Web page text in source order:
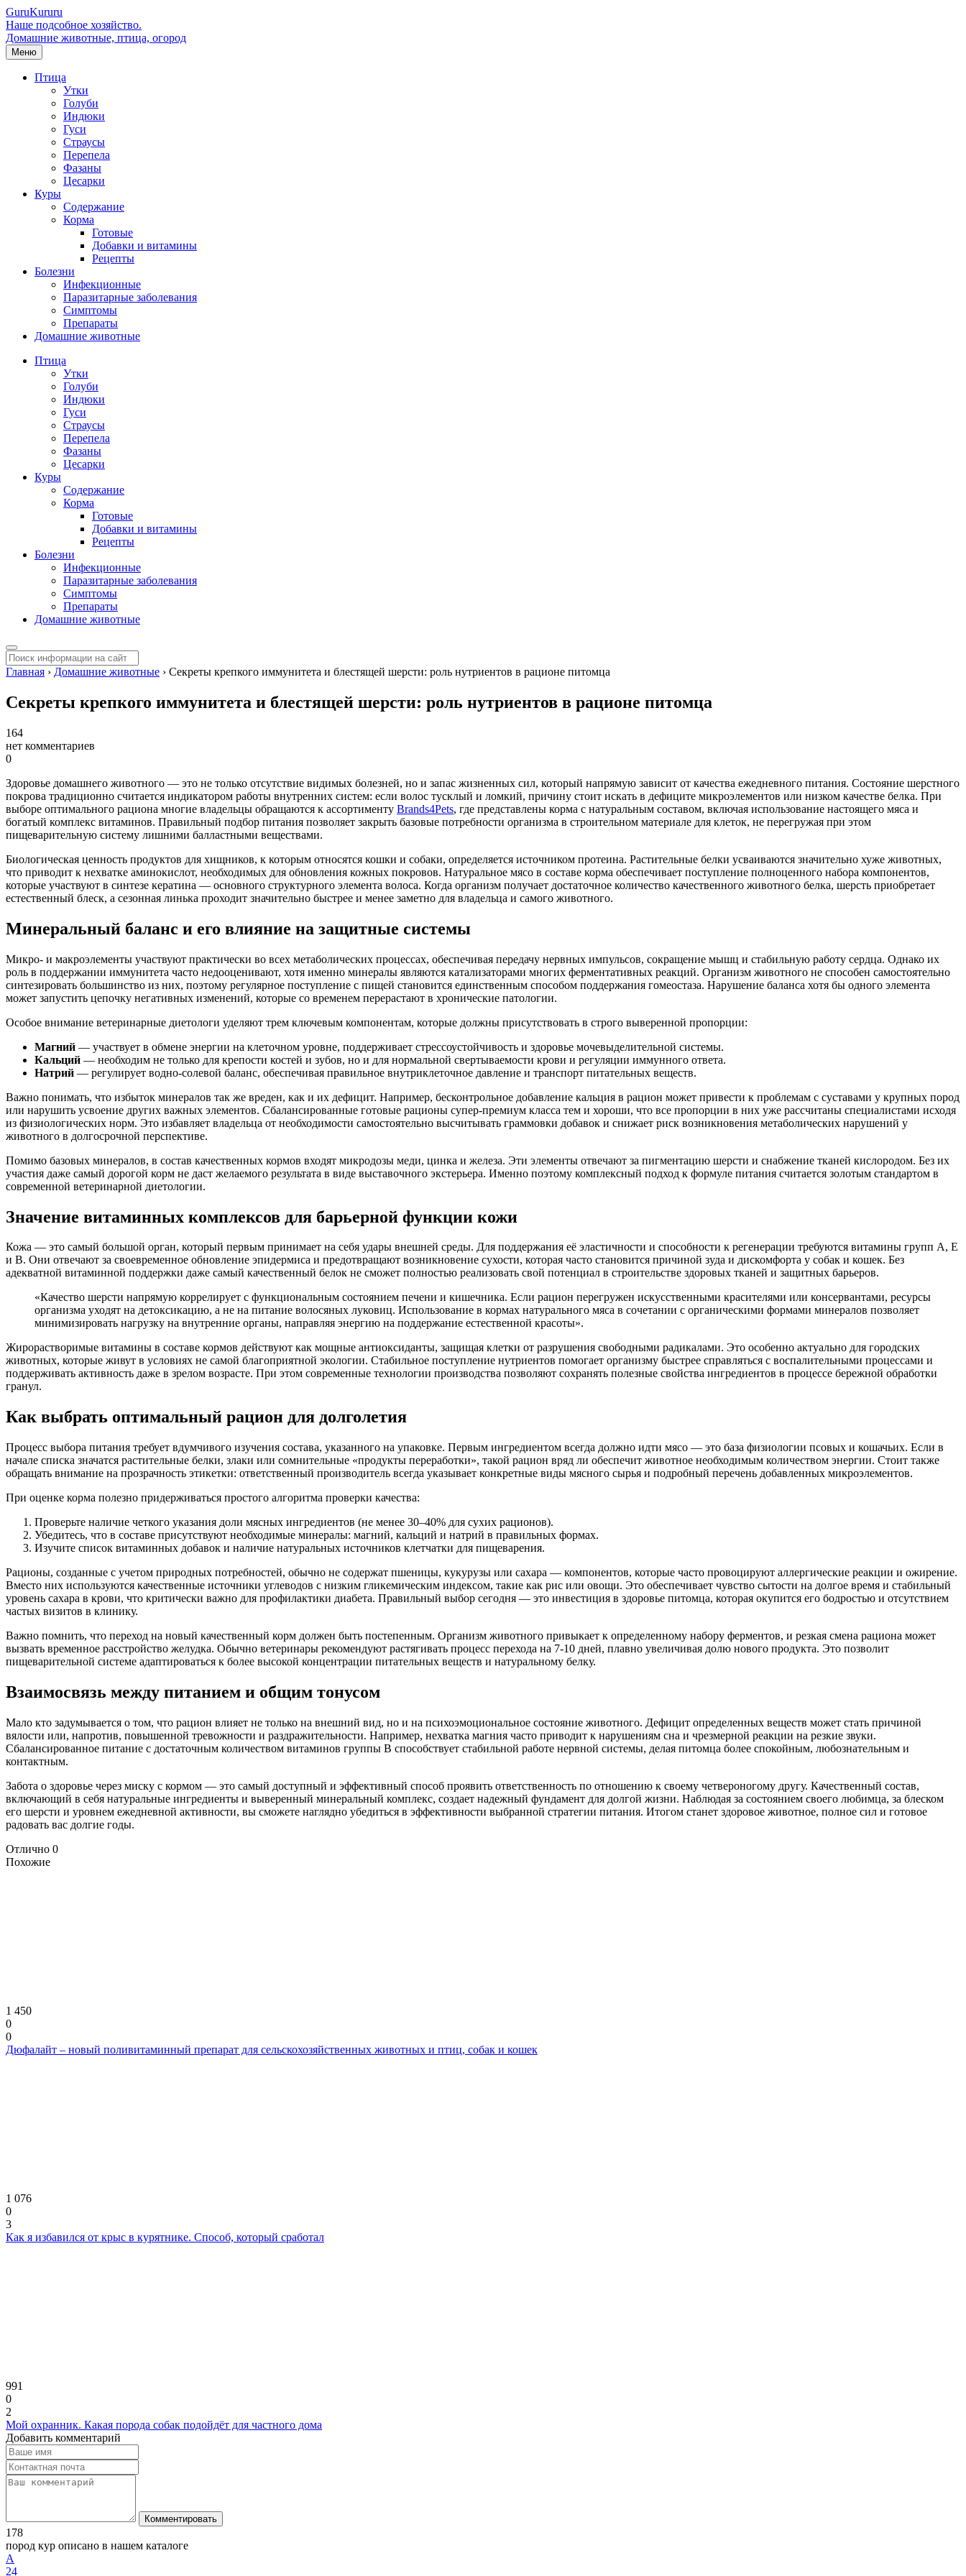
GuruKururu
Наше подсобное хозяйство.
Домашние животные, птица, огород
Меню
Птица
Утки
Голуби
Индюки
Гуси
Страусы
Перепела
Фазаны
Цесарки
Куры
Содержание
Корма
Готовые
Добавки и витамины
Рецепты
Болезни
Инфекционные
Паразитарные заболевания
Симптомы
Препараты
Домашние животные
Птица
Утки
Голуби
Индюки
Гуси
Страусы
Перепела
Фазаны
Цесарки
Куры
Содержание
Корма
Готовые
Добавки и витамины
Рецепты
Болезни
Инфекционные
Паразитарные заболевания
Симптомы
Препараты
Домашние животные
Главная › Домашние животные › Секреты крепкого иммунитета и блестящей шерсти: роль нутриентов в рационе питомца
Секреты крепкого иммунитета и блестящей шерсти: роль нутриентов в рационе питомца
164
нет комментариев
0
Здоровье домашнего животного — это не только отсутствие видимых болезней, но и запас жизненных сил, который напрямую зависит от качества ежедневного питания. Состояние шерстного
покрова традиционно считается индикатором работы внутренних систем: если волос тусклый и ломкий, причину стоит искать в дефиците микроэлементов или низком качестве белка. При
выборе оптимального рациона многие владельцы обращаются к ассортименту Brands4Pets, где представлены корма с натуральным составом, включая использование настоящего мяса и
богатый комплекс витаминов. Правильный подбор питания позволяет закрыть базовые потребности организма в строительном материале для клеток, не перегружая при этом
пищеварительную систему лишними балластными веществами.
Биологическая ценность продуктов для хищников, к которым относятся кошки и собаки, определяется источником протеина. Растительные белки усваиваются значительно хуже животных,
что приводит к нехватке аминокислот, необходимых для обновления кожных покровов. Натуральное мясо в составе корма обеспечивает поступление полноценного набора компонентов,
которые участвуют в синтезе кератина — основного структурного элемента волоса. Когда организм получает достаточное количество качественного животного белка, шерсть приобретает
естественный блеск, а сезонная линька проходит значительно быстрее и менее заметно для владельца и самого животного.
Минеральный баланс и его влияние на защитные системы
Микро- и макроэлементы участвуют практически во всех метаболических процессах, обеспечивая передачу нервных импульсов, сокращение мышц и стабильную работу сердца. Однако их
роль в поддержании иммунитета часто недооценивают, хотя именно минералы являются катализаторами многих ферментативных реакций. Организм животного не способен самостоятельно
синтезировать большинство из них, поэтому регулярное поступление с пищей становится единственным способом поддержания гомеостаза. Нарушение баланса хотя бы одного элемента
может запустить цепочку негативных изменений, которые со временем перерастают в хронические патологии.
Особое внимание ветеринарные диетологи уделяют трем ключевым компонентам, которые должны присутствовать в строго выверенной пропорции:
Магний — участвует в обмене энергии на клеточном уровне, поддерживает стрессоустойчивость и здоровье мочевыделительной системы.
Кальций — необходим не только для крепости костей и зубов, но и для нормальной свертываемости крови и регуляции иммунного ответа.
Натрий — регулирует водно-солевой баланс, обеспечивая правильное внутриклеточное давление и транспорт питательных веществ.
Важно понимать, что избыток минералов так же вреден, как и их дефицит. Например, бесконтрольное добавление кальция в рацион может привести к проблемам с суставами у крупных пород
или нарушить усвоение других важных элементов. Сбалансированные готовые рационы супер-премиум класса тем и хороши, что все пропорции в них уже рассчитаны специалистами исходя
из физиологических норм. Это избавляет владельца от необходимости самостоятельно высчитывать граммовки добавок и снижает риск возникновения метаболических нарушений у
животного в долгосрочной перспективе.
Помимо базовых минералов, в состав качественных кормов входят микродозы меди, цинка и железа. Эти элементы отвечают за пигментацию шерсти и снабжение тканей кислородом. Без их
участия даже самый дорогой корм не даст желаемого результата в виде выставочного экстерьера. Именно поэтому комплексный подход к формуле питания считается золотым стандартом в
современной ветеринарной диетологии.
Значение витаминных комплексов для барьерной функции кожи
Кожа — это самый большой орган, который первым принимает на себя удары внешней среды. Для поддержания её эластичности и способности к регенерации требуются витамины групп A, E
и B. Они отвечают за своевременное обновление эпидермиса и предотвращают возникновение сухости, которая часто становится причиной зуда и дискомфорта у собак и кошек. Без
адекватной витаминной поддержки даже самый качественный белок не сможет полностью реализовать свой потенциал в строительстве здоровых тканей и защитных барьеров.
«Качество шерсти напрямую коррелирует с функциональным состоянием печени и кишечника. Если рацион перегружен искусственными красителями или консервантами, ресурсы
организма уходят на детоксикацию, а не на питание волосяных луковиц. Использование в кормах натурального мяса в сочетании с органическими формами минералов позволяет
минимизировать нагрузку на внутренние органы, направляя энергию на поддержание естественной красоты».
Жирорастворимые витамины в составе кормов действуют как мощные антиоксиданты, защищая клетки от разрушения свободными радикалами. Это особенно актуально для городских
животных, которые живут в условиях не самой благоприятной экологии. Стабильное поступление нутриентов помогает организму быстрее справляться с воспалительными процессами и
поддерживать активность даже в зрелом возрасте. При этом современные технологии производства позволяют сохранять полезные свойства ингредиентов в процессе бережной обработки
гранул.
Как выбрать оптимальный рацион для долголетия
Процесс выбора питания требует вдумчивого изучения состава, указанного на упаковке. Первым ингредиентом всегда должно идти мясо — это база физиологии псовых и кошачьих. Если в
начале списка значатся растительные белки, злаки или сомнительные «продукты переработки», такой рацион вряд ли обеспечит животное необходимым количеством энергии. Стоит также
обращать внимание на прозрачность этикетки: ответственный производитель всегда указывает конкретные виды мясного сырья и подробный перечень добавленных микроэлементов.
При оценке корма полезно придерживаться простого алгоритма проверки качества:
Проверьте наличие четкого указания доли мясных ингредиентов (не менее 30–40% для сухих рационов).
Убедитесь, что в составе присутствуют необходимые минералы: магний, кальций и натрий в правильных формах.
Изучите список витаминных добавок и наличие натуральных источников клетчатки для пищеварения.
Рационы, созданные с учетом природных потребностей, обычно не содержат пшеницы, кукурузы или сахара — компонентов, которые часто провоцируют аллергические реакции и ожирение.
Вместо них используются качественные источники углеводов с низким гликемическим индексом, такие как рис или овощи. Это обеспечивает чувство сытости на долгое время и стабильный
уровень сахара в крови, что критически важно для профилактики диабета. Правильный выбор сегодня — это инвестиция в здоровье питомца, которая окупится его бодростью и отсутствием
частых визитов в клинику.
Важно помнить, что переход на новый качественный корм должен быть постепенным. Организм животного привыкает к определенному набору ферментов, и резкая смена рациона может
вызвать временное расстройство желудка. Обычно ветеринары рекомендуют растягивать процесс перехода на 7-10 дней, плавно увеличивая долю нового продукта. Это позволит
пищеварительной системе адаптироваться к более высокой концентрации питательных веществ и натуральному белку.
Взаимосвязь между питанием и общим тонусом
Мало кто задумывается о том, что рацион влияет не только на внешний вид, но и на психоэмоциональное состояние животного. Дефицит определенных веществ может стать причиной
вялости или, напротив, повышенной тревожности и раздражительности. Например, нехватка магния часто приводит к нарушениям сна и чрезмерной реакции на резкие звуки.
Сбалансированное питание с достаточным количеством витаминов группы B способствует стабильной работе нервной системы, делая питомца более спокойным, любознательным и
контактным.
Забота о здоровье через миску с кормом — это самый доступный и эффективный способ проявить ответственность по отношению к своему четвероногому другу. Качественный состав,
включающий в себя натуральные ингредиенты и выверенный минеральный комплекс, создает надежный фундамент для долгой жизни. Наблюдая за состоянием своего любимца, за блеском
его шерсти и уровнем ежедневной активности, вы сможете наглядно убедиться в эффективности выбранной стратегии питания. Итогом станет здоровое животное, полное сил и готовое
радовать вас долгие годы.
Отлично 0
Похожие
1 450
0
0
Дюфалайт – новый поливитаминный препарат для сельскохозяйственных животных и птиц, собак и кошек
1 076
0
3
Как я избавился от крыс в курятнике. Способ, который сработал
991
0
2
Мой охранник. Какая порода собак подойдёт для частного дома
Добавить комментарий
Комментировать
178
пород кур описано в нашем каталоге
А
24